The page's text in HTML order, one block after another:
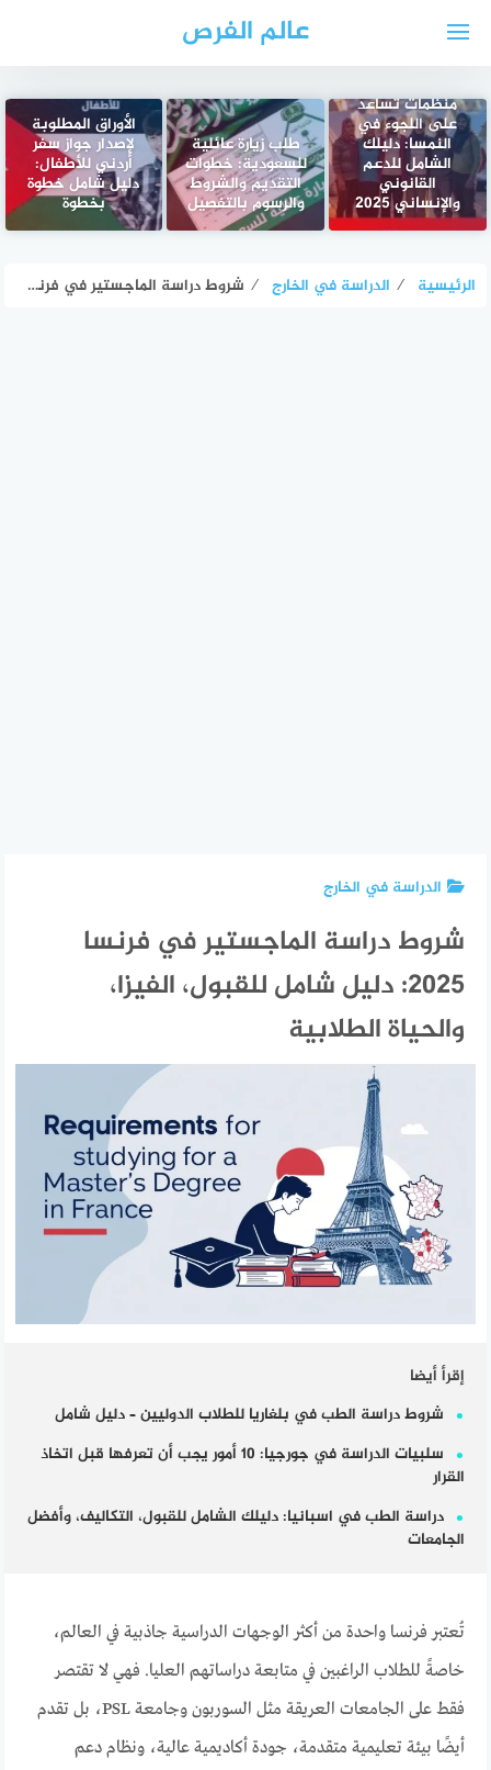
عالم الفرص
منظمات تساعد
على اللجوء في
النمسا: دليلك
الشامل للدعم
القانوني
والإنساني 2025
طلب زيارة عائلية
للسعودية: خطوات
التقديم والشروط
والرسوم بالتفصيل
الأوراق المطلوبة
لإصدار جواز سفر
أردني للأطفال:
دليل شامل خطوة
بخطوة
الرئيسية ⁄ الدراسة في الخارج ⁄ شروط دراسة الماجستير في فرنسا 2025: دليل شامل للقبول، الفيزا، والحياة الطلابية
الدراسة في الخارج
شروط دراسة الماجستير في فرنسا
2025: دليل شامل للقبول، الفيزا،
والحياة الطلابية
إقرأ أيضا
شروط دراسة الطب في بلغاريا للطلاب الدوليين – دليل شامل
سلبيات الدراسة في جورجيا: 10 أمور يجب أن تعرفها قبل اتخاذ
القرار
دراسة الطب في اسبانيا: دليلك الشامل للقبول، التكاليف، وأفضل
الجامعات
تُعتبر فرنسا واحدة من أكثر الوجهات الدراسية جاذبية في العالم،
خاصةً للطلاب الراغبين في متابعة دراساتهم العليا. فهي لا تقتصر
فقط على الجامعات العريقة مثل السوربون وجامعة PSL، بل تقدم
أيضًا بيئة تعليمية متقدمة، جودة أكاديمية عالية، ونظام دعم